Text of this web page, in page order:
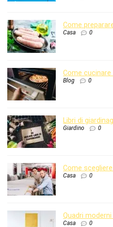
Come
Casa 0
Come
Blog 0
Libri di
Giardino 0
Come
Casa 0
Quadri
Casa 0